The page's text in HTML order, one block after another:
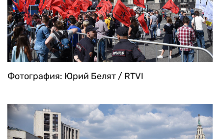
Фотография: Юрий Белят / RTVI